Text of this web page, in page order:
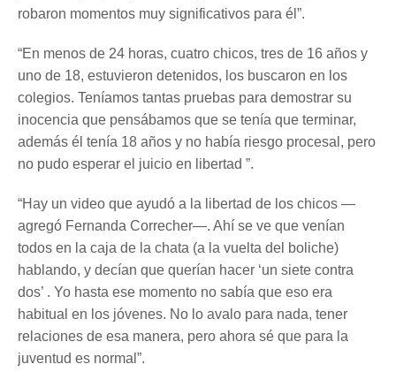
robaron momentos muy significativos para él”.
“En menos de 24 horas, cuatro chicos, tres de 16 años y
uno de 18, estuvieron detenidos, los buscaron en los
colegios. Teníamos tantas pruebas para demostrar su
inocencia que pensábamos que se tenía que terminar,
además él tenía 18 años y no había riesgo procesal, pero
no pudo esperar el juicio en libertad ”.
“Hay un video que ayudó a la libertad de los chicos —
agregó Fernanda Correcher—. Ahí se ve que venían
todos en la caja de la chata (a la vuelta del boliche)
hablando, y decían que querían hacer ‘un siete contra
dos’ . Yo hasta ese momento no sabía que eso era
habitual en los jóvenes. No lo avalo para nada, tener
relaciones de esa manera, pero ahora sé que para la
juventud es normal”.